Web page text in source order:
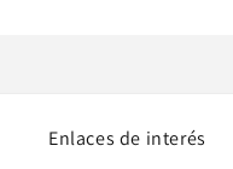
Enlaces de interés